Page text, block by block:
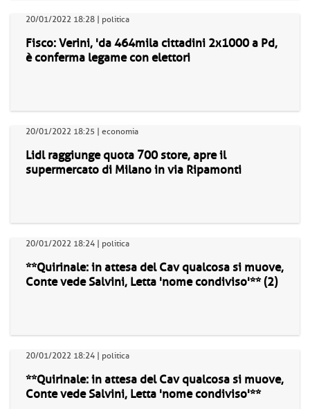
20/01/2022 18:28 | politica
Fisco: Verini, 'da 464mila cittadini 2x1000 a Pd,
è conferma legame con elettori
20/01/2022 18:25 | economia
Lidl raggiunge quota 700 store, apre il
supermercato di Milano in via Ripamonti
20/01/2022 18:24 | politica
**Quirinale: in attesa del Cav qualcosa si muove,
Conte vede Salvini, Letta 'nome condiviso'** (2)
20/01/2022 18:24 | politica
**Quirinale: in attesa del Cav qualcosa si muove,
Conte vede Salvini, Letta 'nome condiviso'**